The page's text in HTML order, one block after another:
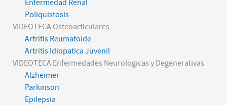
Enfermedad Renal
Poliquistosis
VIDEOTECA Osteoarticulares
Artritis Reumatoide
Artritis Idiopatica Juvenil
VIDEOTECA Enfermedades Neurologicas y Degenerativas
Alzheimer
Parkinson
Epilepsia